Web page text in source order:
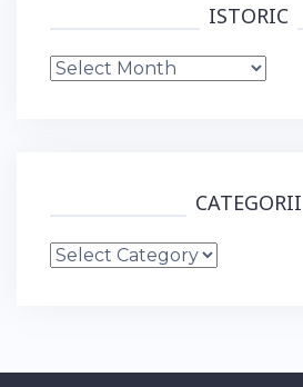
ISTORIC
Istoric
CATEGORII
Categorii